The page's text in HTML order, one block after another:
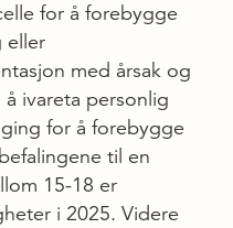
for å forebygge
eller
med årsak og
ivareta personlig
for å forebygge
til en
15-18 er
i 2025. Videre